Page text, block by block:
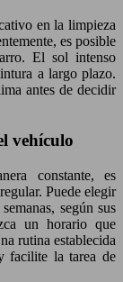
en la limpieza
es posible
El sol intenso
a largo plazo.
antes de decidir
vehículo
constante, es
Puede elegir
según sus
un horario que
rutina establecida
facilite la tarea de